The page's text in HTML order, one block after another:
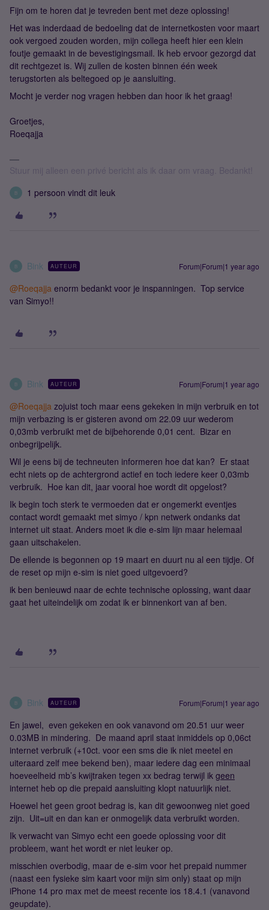
Fijn om te horen dat je tevreden bent met deze oplossing!
Het was inderdaad de bedoeling dat de internetkosten voor maart
ook vergoed zouden worden, mijn collega heeft hier een klein
foutje gemaakt in de bevestigingsmail. Ik heb ervoor gezorgd dat
dit rechtgezet is. Wij zullen de kosten binnen één week
terugstorten als beltegoed op je aansluiting.
Mocht je verder nog vragen hebben dan hoor ik het graag!
Groetjes,
Roeqajja
Stuur mij alleen een privé bericht als ik daar om vraag. Bedankt!
B 1 persoon vindt dit leuk
B Bink AUTEUR Forum|Forum|1 year ago
@Roeqajja enorm bedankt voor je inspanningen. Top service
van Simyo!!
B Bink AUTEUR Forum|Forum|1 year ago
@Roeqajja zojuist toch maar eens gekeken in mijn verbruik en tot
mijn verbazing is er gisteren avond om 22.09 uur wederom
0,03mb verbruikt met de bijbehorende 0,01 cent. Bizar en
onbegrijpelijk.
Wil je eens bij de techneuten informeren hoe dat kan? Er staat
echt niets op de achtergrond actief en toch iedere keer 0,03mb
verbruik. Hoe kan dit, jaar vooral hoe wordt dit opgelost?
Ik begin toch sterk te vermoeden dat er ongemerkt eventjes
contact wordt gemaakt met simyo / kpn netwerk ondanks dat
internet uit staat. Anders moet ik die e-sim lijn maar helemaal
gaan uitschakelen.
De ellende is begonnen op 19 maart en duurt nu al een tijdje. Of
de reset op mijn e-sim is niet goed uitgevoerd?
ik ben benieuwd naar de echte technische oplossing, want daar
gaat het uiteindelijk om zodat ik er binnenkort van af ben.
B Bink AUTEUR Forum|Forum|1 year ago
En jawel, even gekeken en ook vanavond om 20.51 uur weer
0.03MB in mindering. De maand april staat inmiddels op 0,06ct
internet verbruik (+10ct. voor een sms die ik niet meetel en
uiteraard zelf mee bekend ben), maar iedere dag een minimaal
hoeveelheid mb’s kwijtraken tegen xx bedrag terwijl ik geen
internet heb op die prepaid aansluiting klopt natuurlijk niet.
Hoewel het geen groot bedrag is, kan dit gewoonweg niet goed
zijn. Uit=uit en dan kan er onmogelijk data verbruikt worden.
Ik verwacht van Simyo echt een goede oplossing voor dit
probleem, want het wordt er niet leuker op.
misschien overbodig, maar de e-sim voor het prepaid nummer
(naast een fysieke sim kaart voor mijn sim only) staat op mijn
iPhone 14 pro max met de meest recente ios 18.4.1 (vanavond
geupdate).